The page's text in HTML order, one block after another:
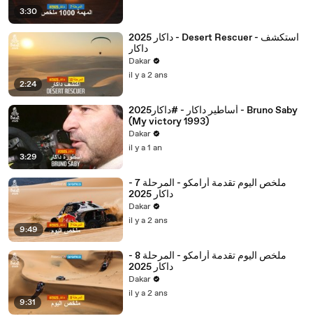
3:30
2:24
داكار 2025 - Desert Rescuer - استكشف
داكار
Dakar
il y a 2 ans
3:29
أساطير داكار - #داكار2025 - Bruno Saby
(My victory 1993)
Dakar
il y a 1 an
9:49
ملخص اليوم تقدمة أرامكو - المرحلة 7 -
داكار 2025
Dakar
il y a 2 ans
9:31
ملخص اليوم تقدمة أرامكو - المرحلة 8 -
داكار 2025
Dakar
il y a 2 ans